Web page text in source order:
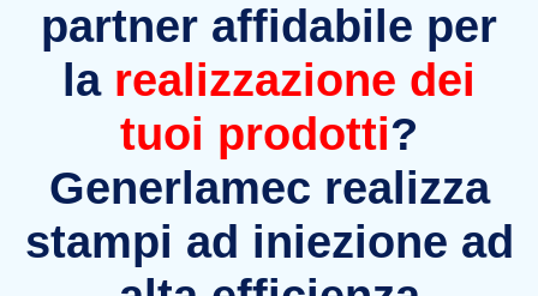
partner affidabile per
la realizzazione dei
tuoi prodotti?
Generlamec realizza
stampi ad iniezione ad